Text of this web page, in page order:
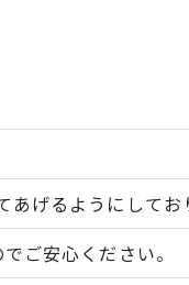
げるようにしてお
ご安心ください。